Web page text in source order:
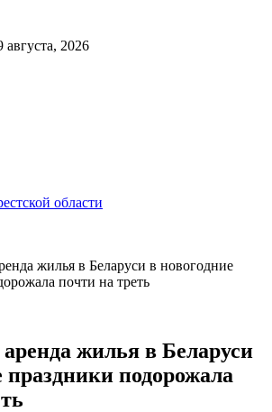
августа, 2026
области
жилья в Беларуси в новогодние
почти на треть
жилья в Беларуси
праздники подорожала